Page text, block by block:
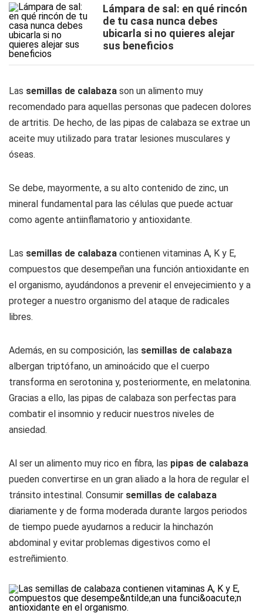
Lámpara de sal: en qué rincón
de tu casa nunca debes
ubicarla si no quieres alejar
sus beneficios
Las semillas de calabaza son un alimento muy
recomendado para aquellas personas que padecen dolores
de artritis. De hecho, de las pipas de calabaza se extrae un
aceite muy utilizado para tratar lesiones musculares y
óseas.
Se debe, mayormente, a su alto contenido de zinc, un
mineral fundamental para las células que puede actuar
como agente antiinflamatorio y antioxidante.
Las semillas de calabaza contienen vitaminas A, K y E,
compuestos que desempeñan una función antioxidante en
el organismo, ayudándonos a prevenir el envejecimiento y a
proteger a nuestro organismo del ataque de radicales
libres.
Además, en su composición, las semillas de calabaza
albergan triptófano, un aminoácido que el cuerpo
transforma en serotonina y, posteriormente, en melatonina.
Gracias a ello, las pipas de calabaza son perfectas para
combatir el insomnio y reducir nuestros niveles de
ansiedad.
Al ser un alimento muy rico en fibra, las pipas de calabaza
pueden convertirse en un gran aliado a la hora de regular el
tránsito intestinal. Consumir semillas de calabaza
diariamente y de forma moderada durante largos periodos
de tiempo puede ayudarnos a reducir la hinchazón
abdominal y evitar problemas digestivos como el
estreñimiento.